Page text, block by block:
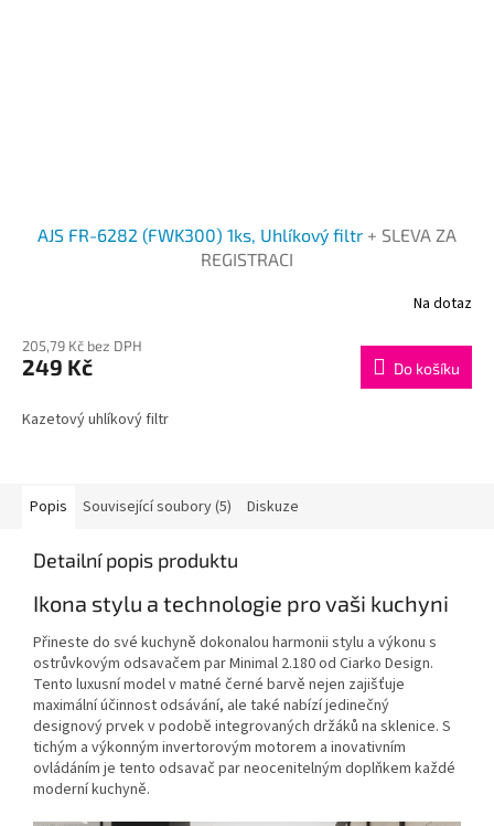
AJS FR-6282 (FWK300) 1ks, Uhlíkový filtr + SLEVA ZA
REGISTRACI
Na dotaz
205,79 Kč bez DPH
249 Kč Do košíku
Kazetový uhlíkový filtr
Popis Související soubory (5) Diskuze
Detailní popis produktu
Ikona stylu a technologie pro vaši kuchyni
Přineste do své kuchyně dokonalou harmonii stylu a výkonu s
ostrůvkovým odsavačem par Minimal 2.180 od Ciarko Design.
Tento luxusní model v matné černé barvě nejen zajišťuje
maximální účinnost odsávání, ale také nabízí jedinečný
designový prvek v podobě integrovaných držáků na sklenice. S
tichým a výkonným invertorovým motorem a inovativním
ovládáním je tento odsavač par neocenitelným doplňkem každé
moderní kuchyně.